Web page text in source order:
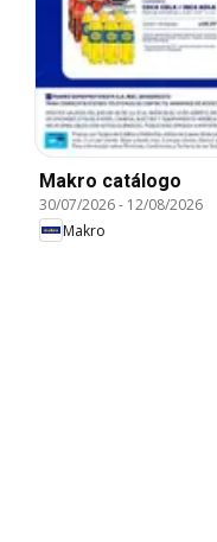
Makro catálogo
30/07/2026- 12/08/2026
Makro